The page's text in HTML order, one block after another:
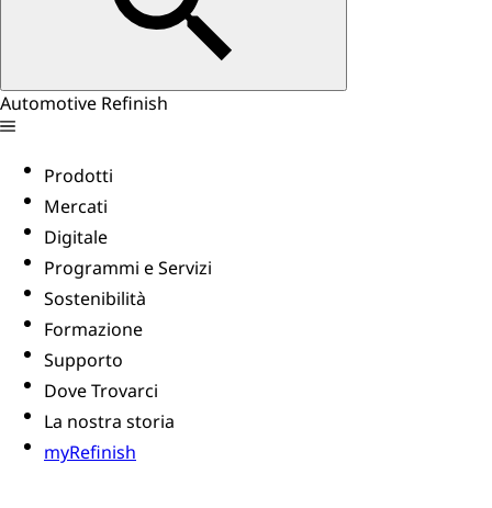
Automotive Refinish
Prodotti
Mercati
Digitale
Programmi e Servizi
Sostenibilità
Formazione
Supporto
Dove Trovarci
La nostra storia
myRefinish